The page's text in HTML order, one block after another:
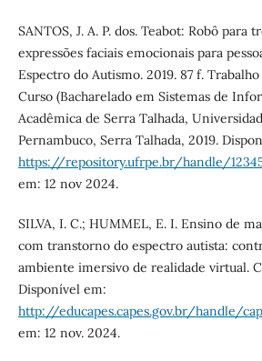
SANTOS, J. A. P. dos. Teabot: Robô para
expressões faciais emocionais para
Espectro do Autismo. 2019. 87 f.
Curso (Bacharelado em Sistemas de
Acadêmica de Serra Talhada,
Pernambuco, Serra Talhada, 2019.
https://repository.ufrpe.br/handle/
em: 12 nov 2024.
SILVA, I. C.; HUMMEL, E. I. Ensino de
com transtorno do espectro autista:
ambiente imersivo de realidade virtual.
Disponível em:
http://educapes.capes.gov.br/handle/
em: 12 nov. 2024.